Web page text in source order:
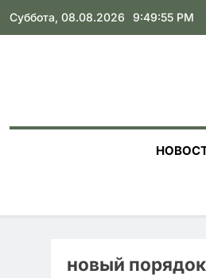
Skip
Суббота, 08.08.2026 9:49:56 PM
новый порядок